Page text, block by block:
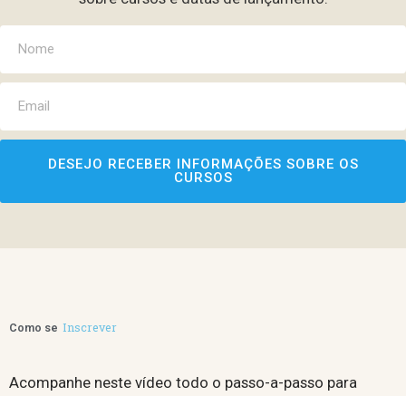
DESEJO RECEBER INFORMAÇÕES SOBRE OS
CURSOS
Como se Inscrever
Acompanhe neste vídeo todo o passo-a-passo para